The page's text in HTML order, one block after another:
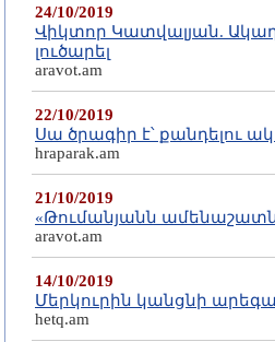
24/10/2019
Վիկտոր Կատվալյան.
լուծարել
aravot.am
22/10/2019
Սա ծրագիր է՝ քանդելու
hraparak.am
21/10/2019
«Թումանյանն
aravot.am
14/10/2019
Մերկուրին կանցնի
hetq.am